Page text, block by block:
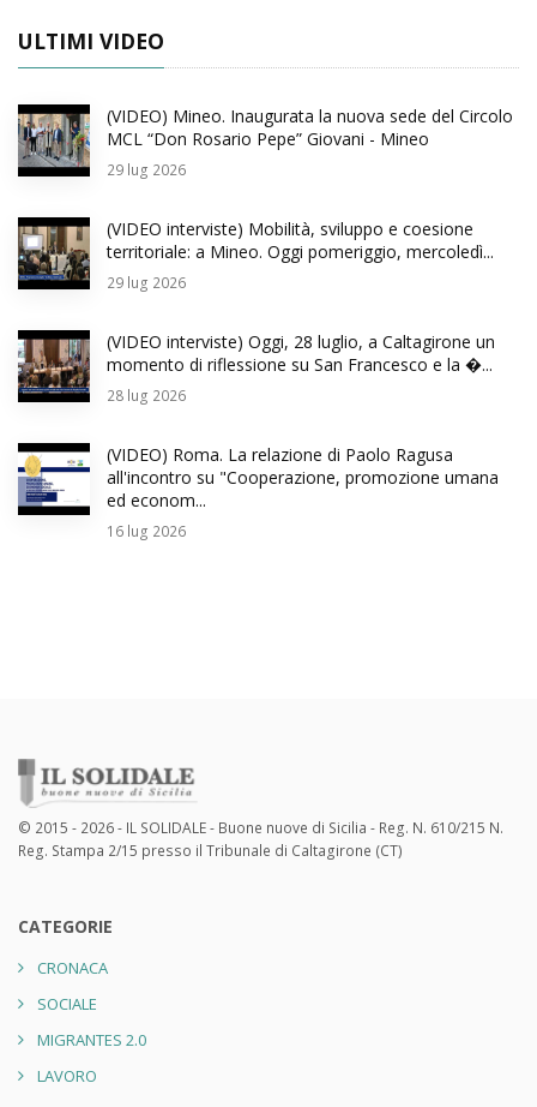
ULTIMI VIDEO
(VIDEO) Mineo. Inaugurata la nuova sede del Circolo
MCL “Don Rosario Pepe” Giovani - Mineo
29 lug 2026
(VIDEO interviste) Mobilità, sviluppo e coesione
territoriale: a Mineo. Oggi pomeriggio, mercoledì...
29 lug 2026
(VIDEO interviste) Oggi, 28 luglio, a Caltagirone un
momento di riflessione su San Francesco e la �...
28 lug 2026
(VIDEO) Roma. La relazione di Paolo Ragusa
all'incontro su "Cooperazione, promozione umana
ed econom...
16 lug 2026
© 2015 - 2026 - IL SOLIDALE - Buone nuove di Sicilia - Reg. N. 610/215 N.
Reg. Stampa 2/15 presso il Tribunale di Caltagirone (CT)
CATEGORIE
CRONACA
SOCIALE
MIGRANTES 2.0
LAVORO